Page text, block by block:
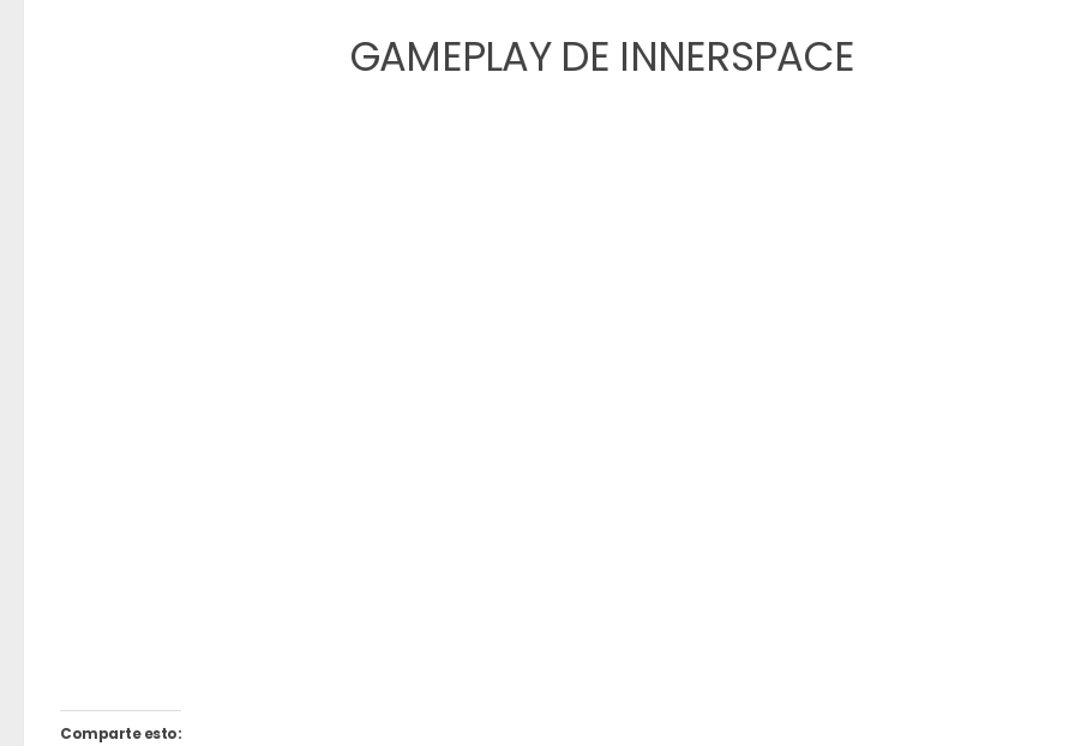
GAMEPLAY DE INNERSPACE
Comparte esto: